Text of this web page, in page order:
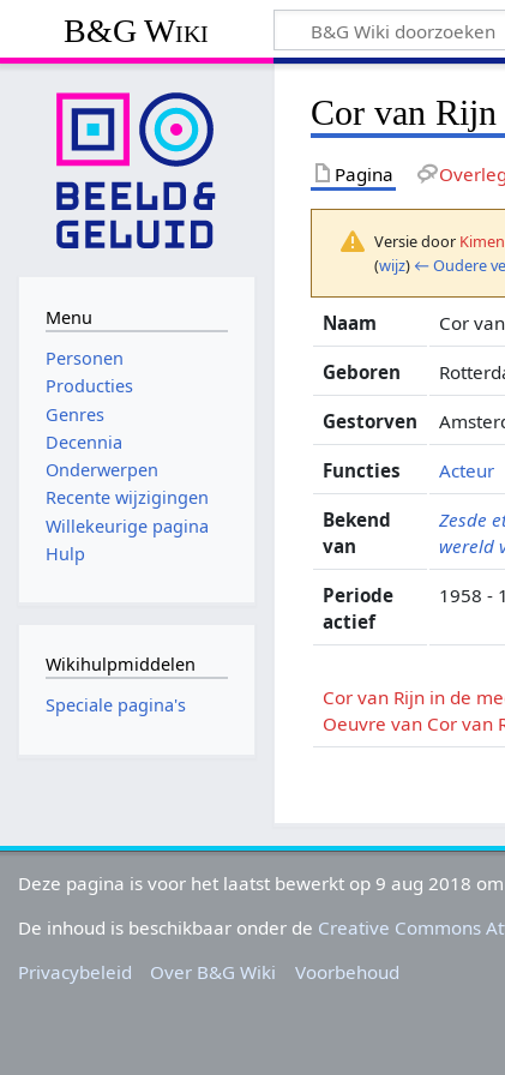
B&G Wiki
Cor van Rijn
Pagina Overleg
Versie door
(wijz) ← Oudere
Naam Cor
Geboren
Gestorven
Functies Acteur
Bekend
van
Zesde
wereld
Periode
actief
1958 -
Cor van Rijn in de
Oeuvre van Cor van
Menu
Personen
Producties
Genres
Decennia
Onderwerpen
Recente wijzigingen
Willekeurige pagina
Hulp
Wikihulpmiddelen
Speciale pagina's
Deze pagina is voor het laatst bewerkt op 9 aug 2018
De inhoud is beschikbaar onder de Creative Commons
Privacybeleid
Over B&G Wiki Voorbehoud